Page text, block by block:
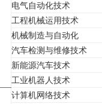
电气自动化技术
工程机械运用技术
机械制造与自动化
汽车检测与维修技术
新能源汽车技术
工业机器人技术
计算机网络技术